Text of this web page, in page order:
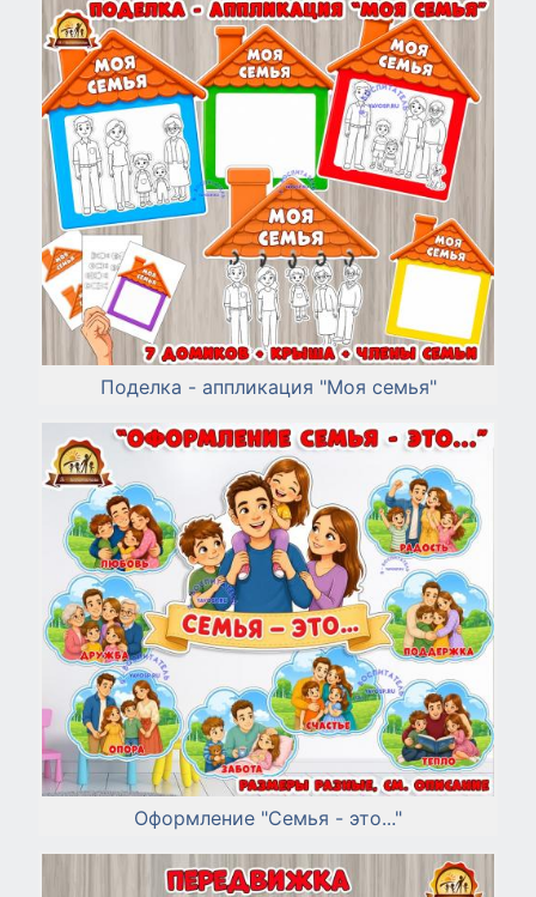
Поделка - аппликация "Моя семья"
Оформление "Семья - это..."